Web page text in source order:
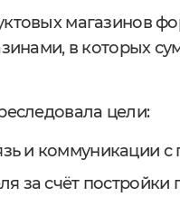
магазинов
в которых
цели:
и коммуникации с
за счёт